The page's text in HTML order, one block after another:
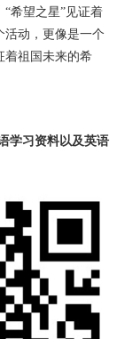
希望之星”见证着
活动，更像是一个
着祖国未来的希
学习资料以及英语